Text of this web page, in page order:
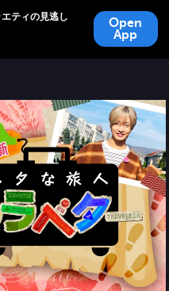
ティの見逃し
Open
App